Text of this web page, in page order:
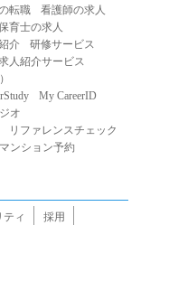
れらに類する行為
為
序良俗に反する行為
的な責任を超えた不
判断する行為
を行った利用者に対
きるものとします。
に伴う当社または第
より、利用者に生じ
転職
看護師の求人
育士の求人
介
研修サービス
人紹介サービス
My CareerID
オ
リファレンスチェック
ンション予約
ティ
採用